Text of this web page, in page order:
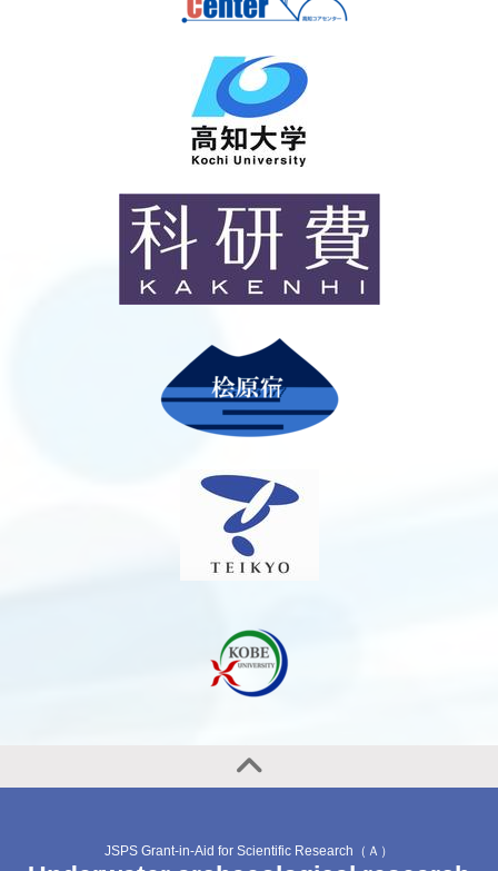
JSPS Grant-in-Aid for Scientific Research（Ａ）